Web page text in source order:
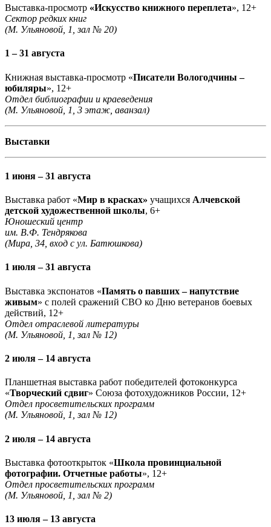
Выставка-просмотр «Искусство книжного переплета», 12+
Сектор редких книг
(М. Ульяновой, 1, зал № 20)
1 – 31 августа
Книжная выставка-просмотр «Писатели Вологодчины –
юбиляры», 12+
Отдел библиографии и краеведения
(М. Ульяновой, 1, 3 этаж, аванзал)
Выставки
1 июня – 31 августа
Выставка работ «Мир в красках» учащихся Алчевской
детской художественной школы, 6+
Юношеский центр
им. В.Ф. Тендрякова
(Мира, 34, вход с ул. Батюшкова)
1 июля – 31 августа
Выставка экспонатов «Память о павших – напутствие
живым» с полей сражений СВО ко Дню ветеранов боевых
действий, 12+
Отдел отраслевой литературы
(М. Ульяновой, 1, зал № 12)
2 июля – 14 августа
Планшетная выставка работ победителей фотоконкурса
«Творческий сдвиг» Союза фотохудожников России, 12+
Отдел просветительских программ
(М. Ульяновой, 1, зал № 12)
2 июля – 14 августа
Выставка фотооткрыток «Школа провинциальной
фотографии. Отчетные работы», 12+
Отдел просветительских программ
(М. Ульяновой, 1, зал № 2)
13 июля – 13 августа